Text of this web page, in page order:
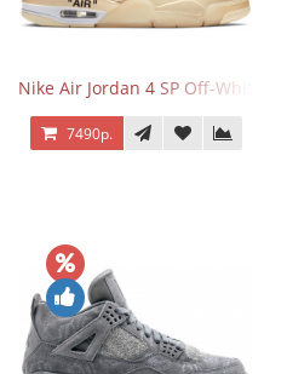
Nike Air Jordan 4 SP Off-White Sail
7490р.